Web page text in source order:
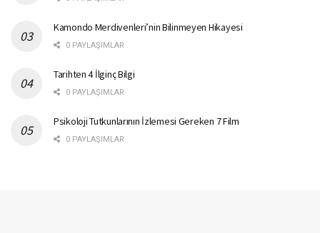
Kamondo Merdivenleri’nin Bilinmeyen Hikayesi
0 PAYLAŞIMLAR
Tarihten 4 İlginç Bilgi
0 PAYLAŞIMLAR
Psikoloji Tutkunlarının İzlemesi Gereken 7 Film
0 PAYLAŞIMLAR